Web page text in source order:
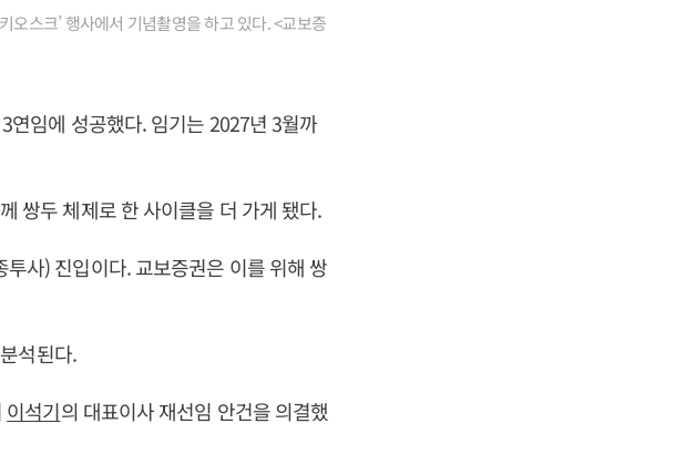
오스크’ 행사에서 기념촬영을 하고 있다. <교보증
임에 성공했다. 임기는 2027년 3월까
쌍두 체제로 한 사이클을 더 가게 됐다.
사) 진입이다. 교보증권은 이를 위해 쌍
석된다.
이석기의 대표이사 재선임 안건을 의결했